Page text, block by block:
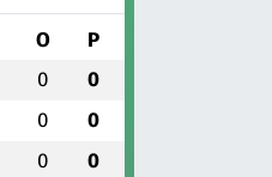
O P
0 0
0 0
0 0